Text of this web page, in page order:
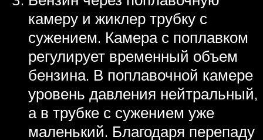
камеру и жиклер трубку с
сужением. Камера с поплавком
регулирует временный объем
бензина. В поплавочной камере
уровень давления нейтральный,
а в трубке с сужением уже
маленький. Благодаря перепаду